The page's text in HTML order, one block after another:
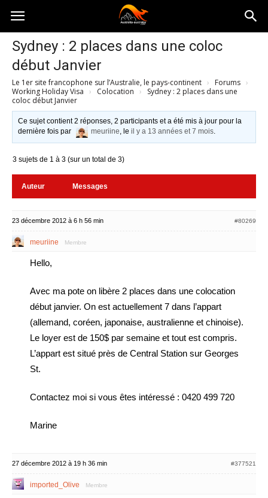
Australia-
australie.com
Sydney : 2 places dans une coloc
début Janvier
Le 1er site francophone sur l’Australie, le pays-continent › Forums ›
Working Holiday Visa › Colocation ›
Sydney : 2 places dans une
coloc début Janvier
Ce sujet contient 2 réponses, 2 participants et a été mis à jour pour la
dernière fois par
meuriine, leil y a 13 années et 7 mois.
3 sujets de 1 à 3 (sur un total de 3)
Auteur Messages
23 décembre 2012 à 6 h 56 min #80269
meuriine Membre
Hello,
Avec ma pote on libère 2 places dans une colocation
début janvier. On est actuellement 7 dans l’appart
(allemand, coréen, japonaise, australienne et chinoise).
Le loyer est de 150$ par semaine et tout est compris.
L’appart est situé près de Central Station sur Georges
St.
Contactez moi si vous êtes intéressé : 0420 499 720
Marine
27 décembre 2012 à 19 h 36 min #377521
imported_Olive Membre